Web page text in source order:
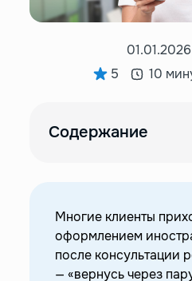
5
10
Содержание
истории клиентов Easy
—Антон: «Я уезжаю через
месяцев»
—Екатерина: требовался
Многие клиенты
оформлением
после консультации
— «вернусь через